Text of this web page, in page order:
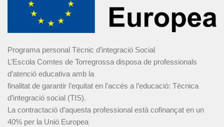
Programa personal Tècnic d’integració Social
L’Escola Comtes de Torregrossa disposa de professionals
d’atenció educativa amb la
finalitat de garantir l’equitat en l’accés a l’educació: Tècnica
d’integració social (TIS).
La contractació d’aquesta professional està cofinançat en un
40% per la Unió Europea